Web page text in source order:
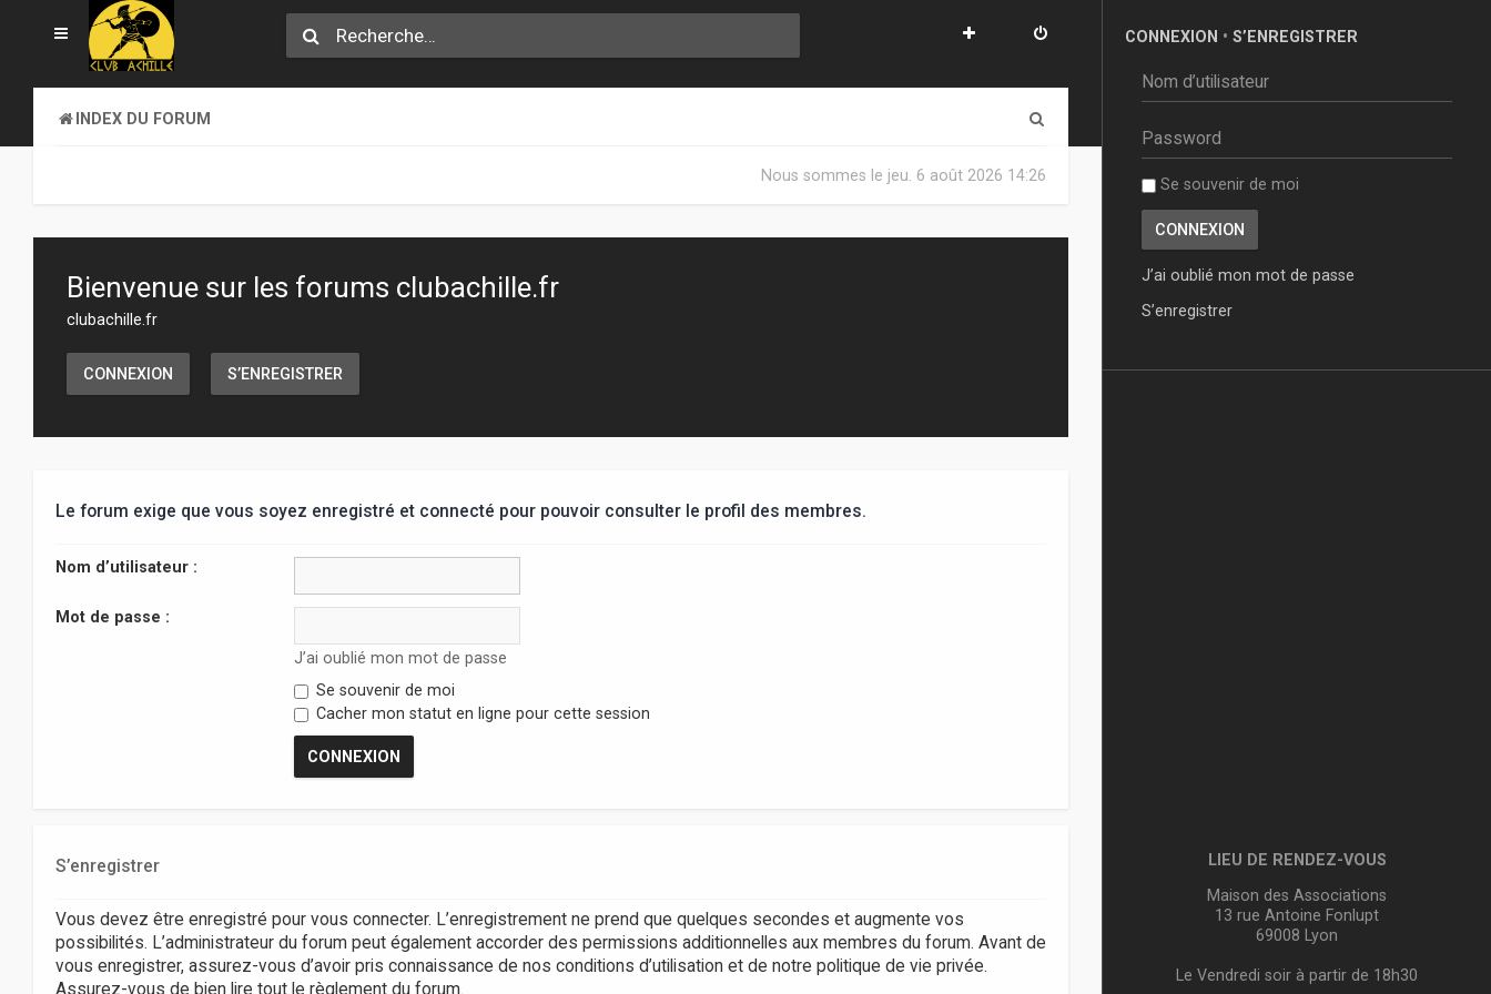
INDEX DU FORUM
Nous sommes le jeu. 6 août 2026 14:26
Bienvenue sur les forums clubachille.fr
clubachille.fr
CONNEXION S’ENREGISTRER
Le forum exige que vous soyez enregistré et connecté pour pouvoir consulter le profil des membres.
Nom d’utilisateur :
Mot de passe :
J’ai oublié mon mot de passe
Se souvenir de moi
Cacher mon statut en ligne pour cette session
S’enregistrer
Vous devez être enregistré pour vous connecter. L’enregistrement ne prend que quelques secondes et augmente vos
possibilités. L’administrateur du forum peut également accorder des permissions additionnelles aux membres du forum. Avant de
vous enregistrer, assurez-vous d’avoir pris connaissance de nos conditions d’utilisation et de notre politique de vie privée.
Assurez-vous de bien lire tout le règlement du forum.
CONNEXION • S’ENREGISTRER
Se souvenir de moi
J’ai oublié mon mot de passe
S’enregistrer
LIEU DE RENDEZ-VOUS
Maison des Associations
13 rue Antoine Fonlupt
69008 Lyon
Le Vendredi soir à partir de 18h30